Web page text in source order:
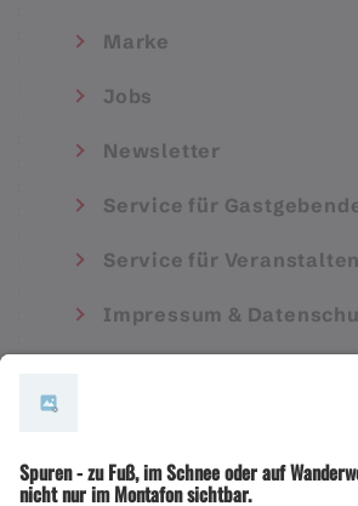
Marke
Jobs
Newsletter
Service für
Service für
Impressum &